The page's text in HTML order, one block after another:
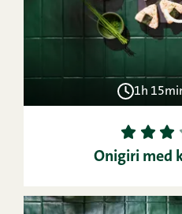
1h
1 2 3
Onigiri med